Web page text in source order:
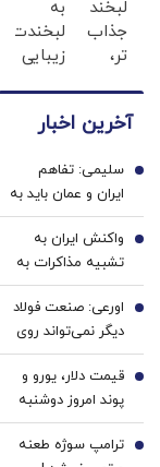
دندان
پزشکی
با پک
خانگی
و
زیبایی
دندوناتو
لبخند
جذاب
تر،
(تخفیف
امشب)
به
لبخندت
زیبایی
ژل
دندان
با40%تخفیف)
آخرین اخبار
سلیمی: تفاهم
ایران و عمان باید به
تصویب مجلس
برسد/ هیات مذاکره
کننده این مورد را
مدنظر قرار دهد
1
واکنش ایران به
تشبیه مذاکرات به
بازی شطرنج از
سوی ترامپ/
ایرانی‌ها
شطرنج‌بازان مطرحی
هستند
2
اورعی: صنعت فولاد
دیگر نمی‌تواند روی
انرژی ارزان حساب
کند | انرژی ارزان
مزیت نیست، رانت
است | ما
تولیدکننده فولاد
3
قیمت دلار، یورو و
پوند امروز دوشنبه
۱۹ مرداد 1405/
کاهش قیمت دلار و
4
ترامپ سوژه طعنه 5